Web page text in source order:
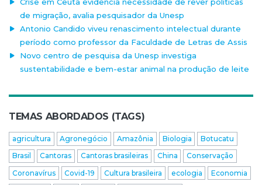
de migração, avalia pesquisador da Unesp
Antonio Candido viveu renascimento intelectual durante
período como professor da Faculdade de Letras de Assis
Novo centro de pesquisa da Unesp investiga
sustentabilidade e bem-estar animal na produção de leite
TEMAS ABORDADOS (TAGS)
agricultura Agronegócio Amazônia Biologia
Botucatu
Brasil
Cantoras Cantoras brasileiras China
Conservação
Coronavírus
Covid-19 Cultura brasileira ecologia
Economia